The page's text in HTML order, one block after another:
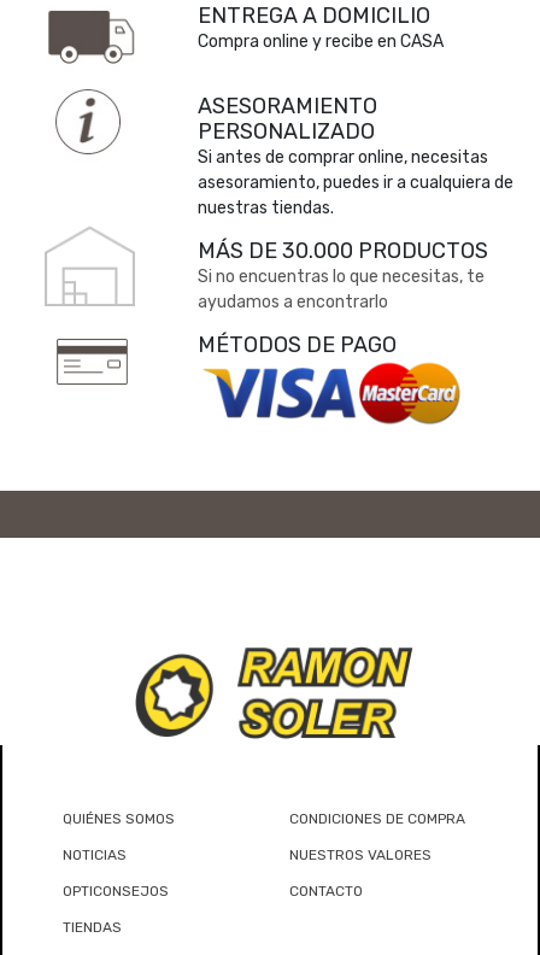
ENTREGA A DOMICILIO
Compra online y recibe en CASA
ASESORAMIENTO
PERSONALIZADO
Si antes de comprar online, necesitas
asesoramiento, puedes ir a cualquiera de
nuestras tiendas.
MÁS DE 30.000 PRODUCTOS
Si no encuentras lo que necesitas, te
ayudamos a encontrarlo
MÉTODOS DE PAGO
QUIÉNES SOMOS CONDICIONES DE COMPRA
NOTICIAS NUESTROS VALORES
OPTICONSEJOS CONTACTO
TIENDAS